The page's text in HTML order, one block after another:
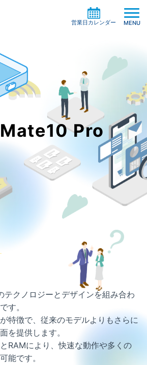
MENU
営業日カレンダー
索
探す
ら探す
ィング
ずに総務省登録修理業者として運営を
ーン
Pro
クノロジーとデザインを組み合わ
す。
特徴で、従来のモデルよりもさらに
を提供します。
RAMにより、快速な動作や多くの
能です。